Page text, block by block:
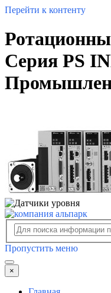
Перейти к контенту
Серия PS
Пропустить меню
×